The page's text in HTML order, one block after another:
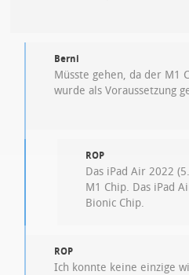
Berni
Müsste gehen, da der M1
wurde als Voraussetzung
ROP
Das iPad Air 2022
M1 Chip. Das iPad
Bionic Chip.
ROP
Ich konnte keine einzige